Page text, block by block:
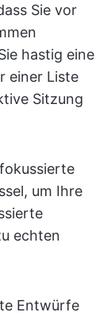
Sie vor
hastig eine
einer Liste
Sitzung
um Ihre
echten
Entwürfe